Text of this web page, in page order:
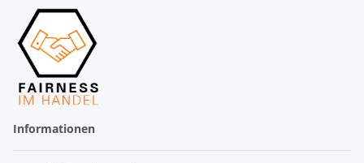
Informationen